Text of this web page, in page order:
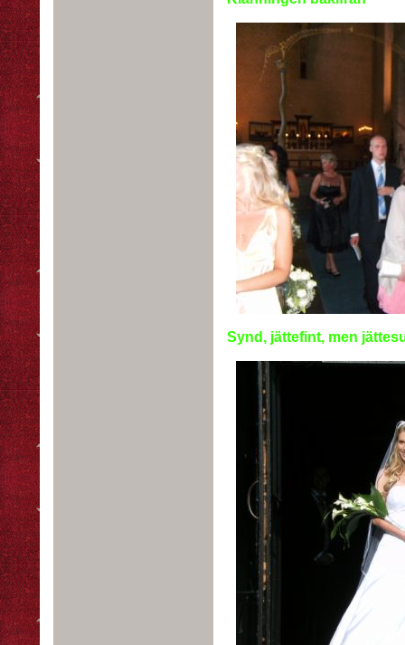
Synd, jättefint, men